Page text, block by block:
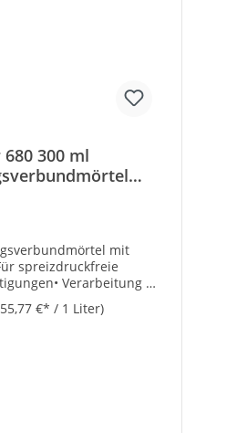
300 ml
mit
spreizdruckfreie
Verarbeitung mit
Geeignet für
Armierungseisen in
Monaten• Inhalt: 300
€* / 1 Liter)